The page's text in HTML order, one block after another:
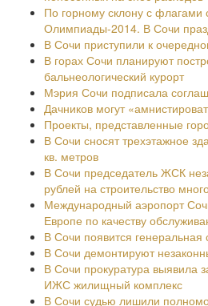
По горному склону с флагами
Олимпиады-2014. В Сочи
В Сочи приступили к
В горах Сочи планируют
бальнеологический курорт
Мэрия Сочи подписала
Дачников могут
Проекты, представленные
В Сочи сносят трехэтажное
кв. метров
В Сочи председатель ЖСК
рублей на строительство
Международный аэропорт
Европе по качеству
В Сочи появится
В Сочи демонтируют
В Сочи прокуратура выявила
ИЖС жилищный комплекс
В Сочи судью лишили